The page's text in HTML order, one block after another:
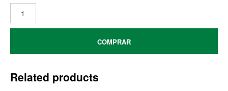
COMPRAR
Related products